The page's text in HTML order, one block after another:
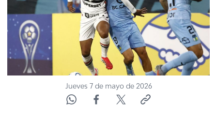
CORPORATIVO Y TRANSPARENCIA
CANAL DE DENUNCIAS
ÁREA DE PROYECTOS
Jueves 7 de mayo de 2026